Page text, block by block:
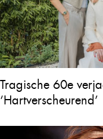
Tragische 60e
‘Hartverscheurend’